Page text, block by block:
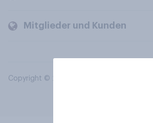
Mitglieder und Kunden
Copyright © 2026 YouGov PLC. Alle